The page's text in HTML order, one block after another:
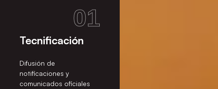
01
Tecnificación
Difusión de
notificaciones y
comunicados oficiales